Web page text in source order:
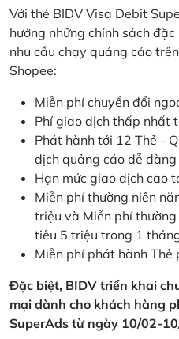
Với thẻ BIDV Visa Debit
hưởng những chính sách
nhu cầu chạy quảng cáo
Shopee:
Miễn phí chuyển đổi
Phí giao dịch thấp nhất
Phát hành tới 12 Thẻ -
dịch quảng cáo dễ dàng
Hạn mức giao dịch cao
Miễn phí thường niên
triệu và Miễn phí
tiêu 5 triệu trong 1
Miễn phí phát hành Thẻ
Đặc biệt, BIDV triển khai
mại dành cho khách hàng
SuperAds từ ngày 10/02-